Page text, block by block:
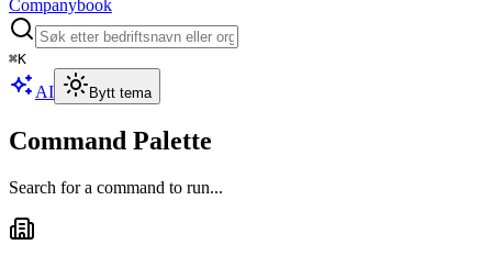
Companybook
⌘K
AI Bytt tema
Command Palette
Search for a command to run...